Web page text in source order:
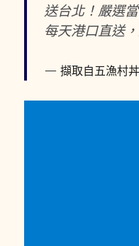
送台北！嚴選
每天港口直送
擷取自五漁村